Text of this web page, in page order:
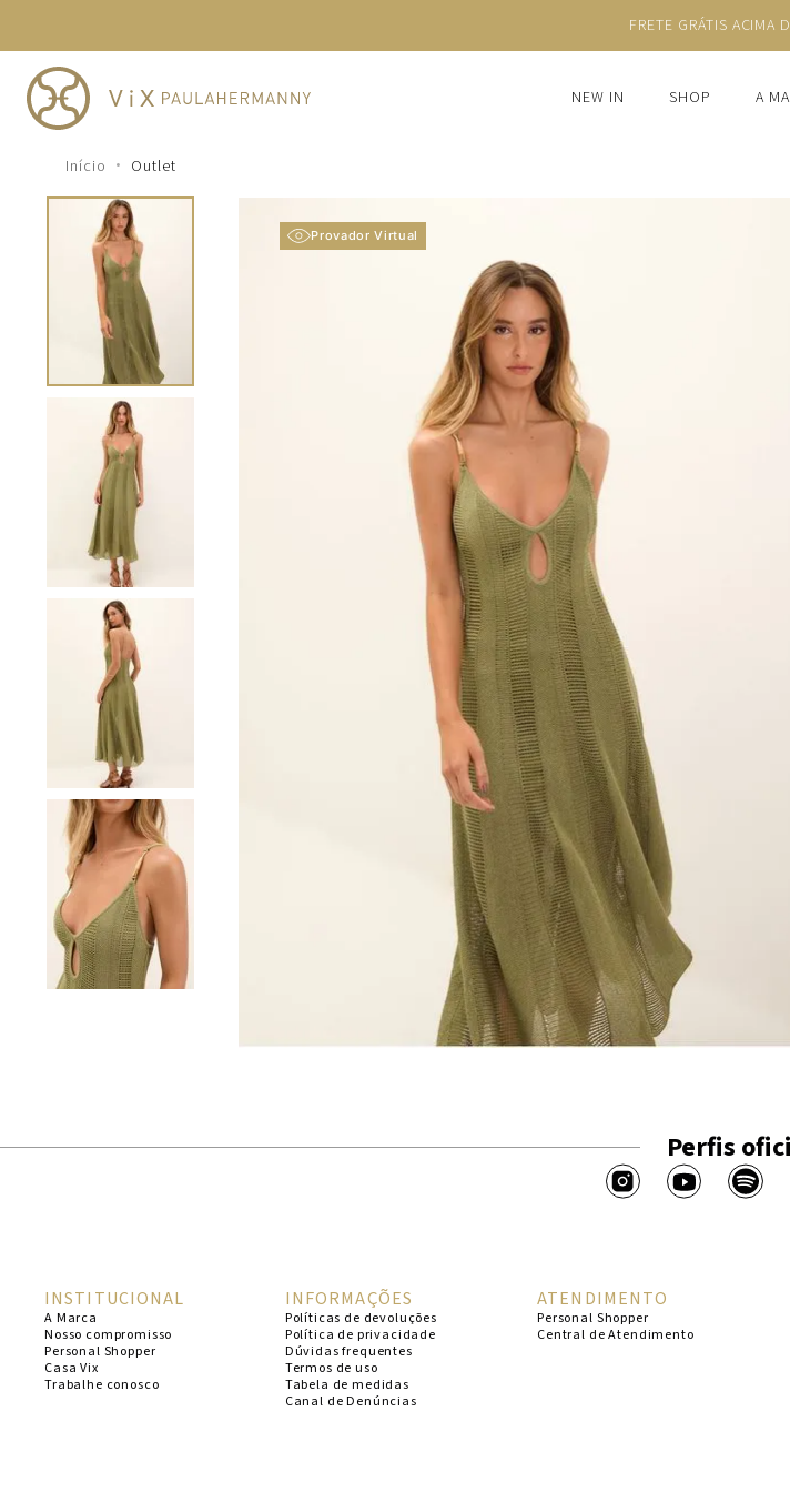
FRETE GRÁTIS ACIMA
NEW IN SHOP A
Outlet
Provador Virtual
Perfis
INSTITUCIONAL
A Marca
Nosso compromisso
Personal Shopper
Casa Vix
Trabalhe conosco
INFORMAÇÕES
Políticas de devoluções
Política de privacidade
Dúvidas frequentes
Termos de uso
Tabela de medidas
Canal de Denúncias
ATENDIMENTO
Personal Shopper
Central de Atendimento
cheeky
2º
vestido
calcinha
vestido curto